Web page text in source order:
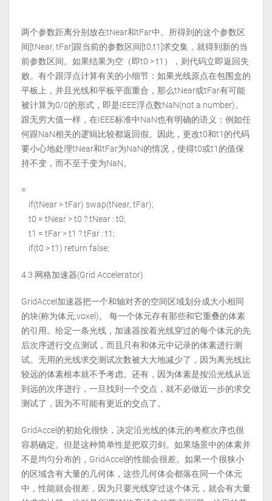
两个参数距离分别放在tNear和tFar中。所得到的这个参数区
间[tNear, tFar]跟当前的参数区间[t0,t1]求交集，就得到新的当
前参数区间。如果结果为空（即t0 > t1），则代码立即返回失
败。有个跟浮点计算有关的小细节：如果光线原点在包围盒的
平板上，并且光线和平板平面重合，那么tNear或tFar有可能
被计算为0/0的形式，即是IEEE浮点数NaN(not a number)。
跟无穷大值一样，在IEEE标准中NaN也有明确的语义：例如任
何跟NaN相关的逻辑比较都返回假。因此，更改t0和t1的代码
要小心地处理tNear和tFar为NaN的情况，使得t0或t1的值保
持不变，而不至于变为NaN。
=
if(tNear > tFar) swap(tNear, tFar);
t0 = tNear > t0 ? tNear : t0;
t1 = tFar > t1 ? tFar : t1;
if(t0 > t1) return false;
4.3 网格加速器(Grid Accelerator)
GridAccel加速器把一个和轴对齐的空间区域划分成大小相同
的块(称为体元,voxel)。 每一个体元存有那些和它重叠的体素
的引用。给定一条光线，加速器按着光线穿过的每个体元的先
后次序进行交点测试，而且只有和体元中记录的体素进行测
试。无用的光线求交测试次数被大大地减少了，因为离光线比
较远的体素根本就不予考虑。还有，因为体素是按沿光线从近
到远的次序进行，一旦找到一个交点，就不必做近一步的求交
测试了，因为不可能有更近的交点了。
GridAccel的初始化很快，决定沿光线的体元的考察次序也很
容易确定。但是这种简单性是把双刃剑。如果场景中的体素并
不是均匀分布的，GridAccel的性能会很差。如果一个很狭小
的区域含有大量的几何体，这些几何体会都落在同一个体元
中，性能就会很差，因为只要光线穿过这个体元，就会有大量